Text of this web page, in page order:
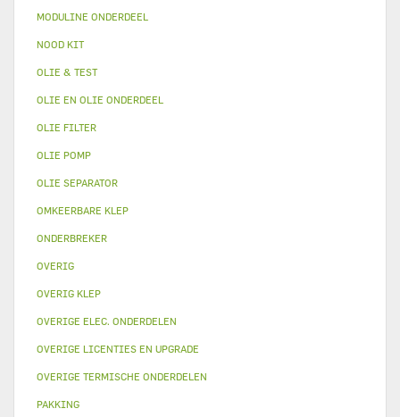
MODULINE ONDERDEEL
NOOD KIT
OLIE & TEST
OLIE EN OLIE ONDERDEEL
OLIE FILTER
OLIE POMP
OLIE SEPARATOR
OMKEERBARE KLEP
ONDERBREKER
OVERIG
OVERIG KLEP
OVERIGE ELEC. ONDERDELEN
OVERIGE LICENTIES EN UPGRADE
OVERIGE TERMISCHE ONDERDELEN
PAKKING